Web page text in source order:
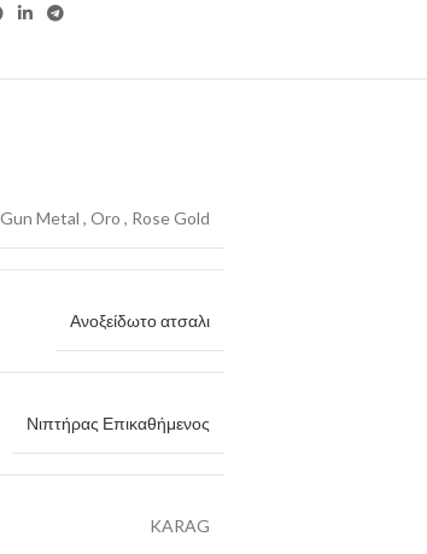
Gun Metal , Oro , Rose Gold
Ανοξείδωτο ατσαλι
Νιπτήρας Επικαθήμενος
KARAG